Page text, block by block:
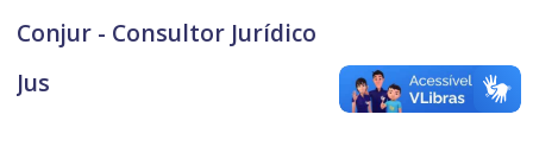
Conjur - Consultor Jurídico
Jus